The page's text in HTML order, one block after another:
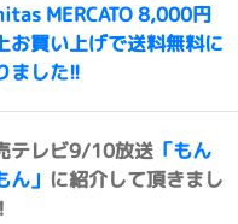
MERCATO 8,000円
お買い上げで送料無料に
ました!!
テレビ9/10放送 「もん
ん」 に紹介して頂きまし